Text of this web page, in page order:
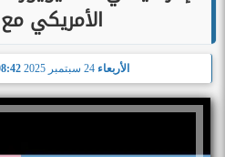
الأمريكي
الأربعاء 08:42